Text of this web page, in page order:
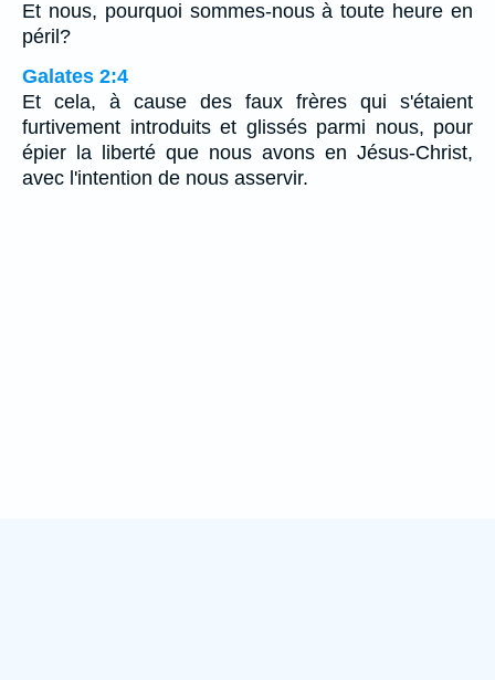
Et nous, pourquoi sommes-nous à toute heure en
péril?
Galates 2:4
Et cela, à cause des faux frères qui s'étaient
furtivement introduits et glissés parmi nous, pour
épier la liberté que nous avons en Jésus-Christ,
avec l'intention de nous asservir.